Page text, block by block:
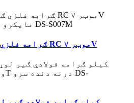
۲۱ ګرامه فلزي ګیر ۱/۱۶ RC موټر ۷V